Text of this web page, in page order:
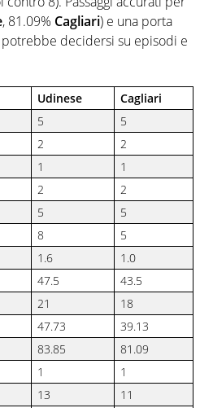
, 81.09% Cagliari) e una porta
decidersi su episodi e
Udinese
Cagliari
5
5
2
2
1
1
2
2
5
5
8
5
1.6
1.0
47.5
43.5
21
18
47.73
39.13
83.85
81.09
1
1
13
11